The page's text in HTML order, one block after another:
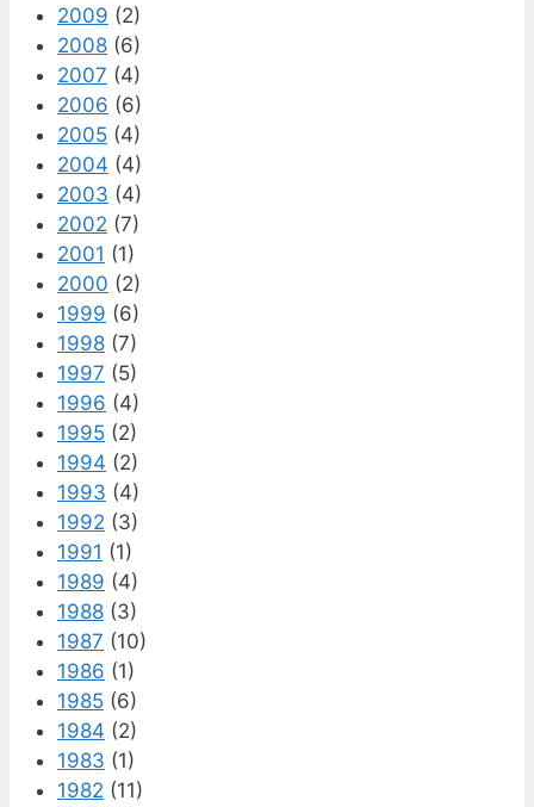
2009 (2)
2008 (6)
2007 (4)
2006 (6)
2005 (4)
2004 (4)
2003 (4)
2002 (7)
2001 (1)
2000 (2)
1999 (6)
1998 (7)
1997 (5)
1996 (4)
1995 (2)
1994 (2)
1993 (4)
1992 (3)
1991 (1)
1989 (4)
1988 (3)
1987 (10)
1986 (1)
1985 (6)
1984 (2)
1983 (1)
1982 (11)